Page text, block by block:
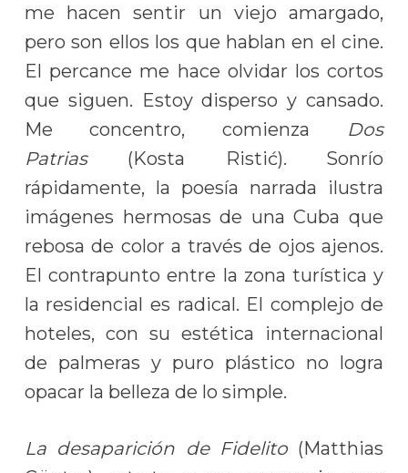
me hacen sentir un viejo amargado,
pero son ellos los que hablan en el cine.
El percance me hace olvidar los cortos
que siguen. Estoy disperso y cansado.
Me concentro, comienza
Dos
Patrias
(Kosta
Ristić). Sonrío
rápidamente, la poesía narrada ilustra
imágenes hermosas de una Cuba que
rebosa de color a través de ojos ajenos.
El contrapunto entre la zona turística y
la residencial es radical. El complejo de
hoteles, con su estética internacional
de palmeras y puro plástico no logra
opacar la belleza de lo simple.
La desaparición de Fidelito (Matthias